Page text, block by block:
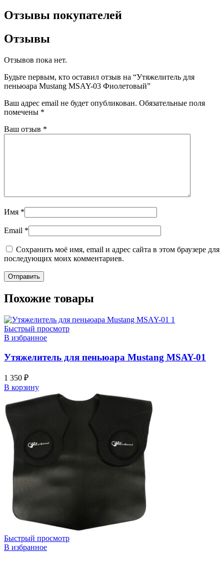
Отзывы покупателей
Отзывы
Отзывов пока нет.
Будьте первым, кто оставил отзыв на “Утяжелитель для
пеньюара Mustang MSAY-03 Фиолетовый”
Ваш адрес email не будет опубликован. Обязательные поля
помечены *
Ваш отзыв *
Имя *
Email *
Сохранить моё имя, email и адрес сайта в этом браузере для
последующих моих комментариев.
Похожие товары
Быстрый просмотр
В избранное
Утяжелитель для пеньюара Mustang MSAY-01
1 350 ₽
В корзину
Быстрый просмотр
В избранное